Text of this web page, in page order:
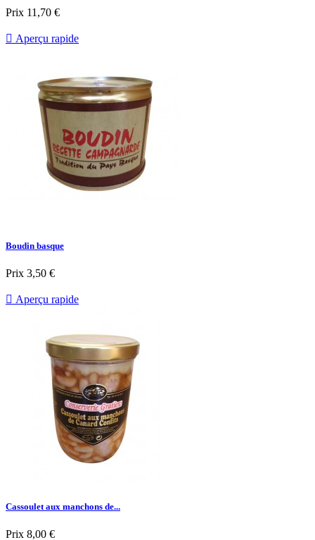
Prix 11,70 €
 Aperçu rapide
Boudin basque
Prix 3,50 €
 Aperçu rapide
Cassoulet aux manchons de...
Prix 8,00 €